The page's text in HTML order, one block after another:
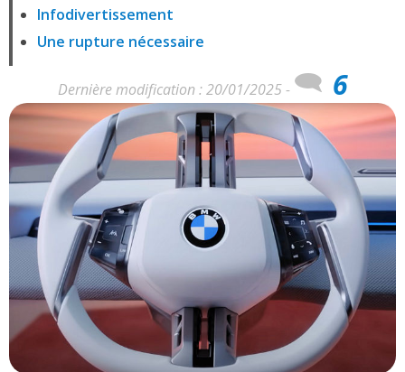
Infodivertissement
Une rupture nécessaire
Dernière modification : 20/01/2025 - 6